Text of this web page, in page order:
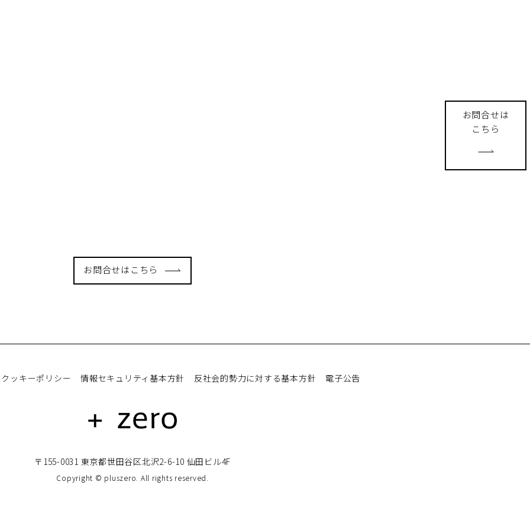
お問合せは
こちら
お問合せはこちら
クッキーポリシー 情報セキュリティ基本方針 反社会的勢力に対する基本方針 電子公告
〒155-0031 東京都世田谷区北沢2-6-10 仙田ビル4F
Copyright © pluszero. All rights reserved.